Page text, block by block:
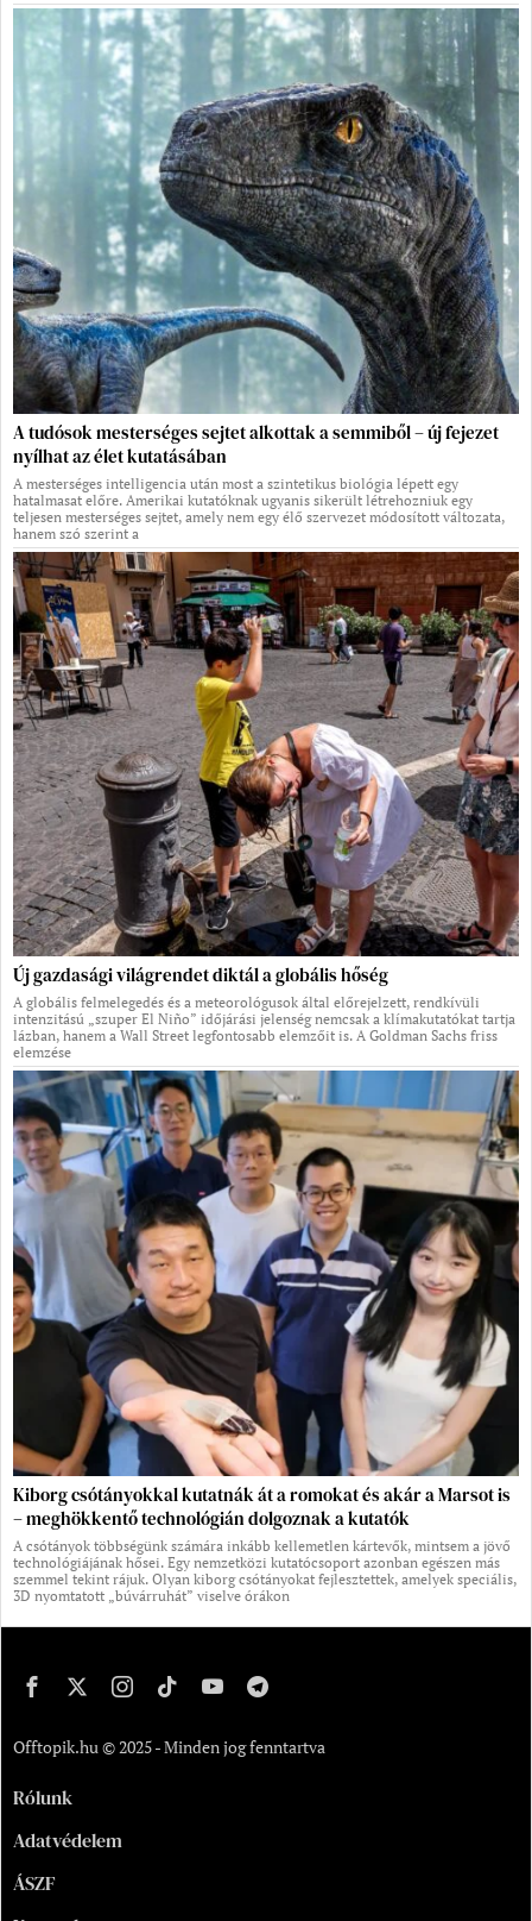
A tudósok mesterséges sejtet alkottak a semmiből – új fejezet
nyílhat az élet kutatásában
A mesterséges intelligencia után most a szintetikus biológia lépett egy
hatalmasat előre. Amerikai kutatóknak ugyanis sikerült létrehozniuk egy
teljesen mesterséges sejtet, amely nem egy élő szervezet módosított változata,
hanem szó szerint a
Új gazdasági világrendet diktál a globális hőség
A globális felmelegedés és a meteorológusok által előrejelzett, rendkívüli
intenzitású „szuper El Niño” időjárási jelenség nemcsak a klímakutatókat tartja
lázban, hanem a Wall Street legfontosabb elemzőit is. A Goldman Sachs friss
elemzése
Kiborg csótányokkal kutatnák át a romokat és akár a Marsot is
– meghökkentő technológián dolgoznak a kutatók
A csótányok többségünk számára inkább kellemetlen kártevők, mintsem a jövő
technológiájának hősei. Egy nemzetközi kutatócsoport azonban egészen más
szemmel tekint rájuk. Olyan kiborg csótányokat fejlesztettek, amelyek speciális,
3D nyomtatott „búvárruhát” viselve órákon
Offtopik.hu © 2025 - Minden jog fenntartva
Rólunk
Adatvédelem
ÁSZF